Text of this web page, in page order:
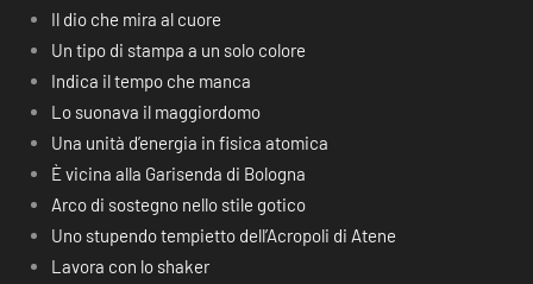
Il dio che mira al cuore
Un tipo di stampa a un solo colore
Indica il tempo che manca
Lo suonava il maggiordomo
Una unità d’energia in fisica atomica
È vicina alla Garisenda di Bologna
Arco di sostegno nello stile gotico
Uno stupendo tempietto dell’Acropoli di Atene
Lavora con lo shaker